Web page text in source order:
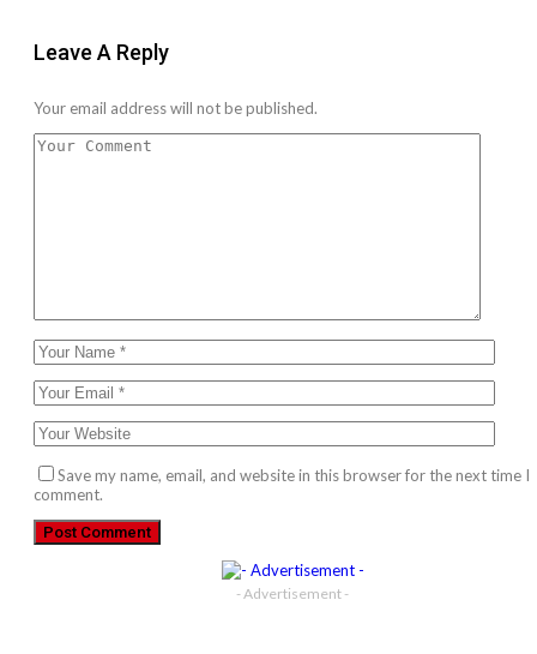
Leave A Reply
Your email address will not be published.
Save my name, email, and website in this browser for the next time I
comment.
- Advertisement -